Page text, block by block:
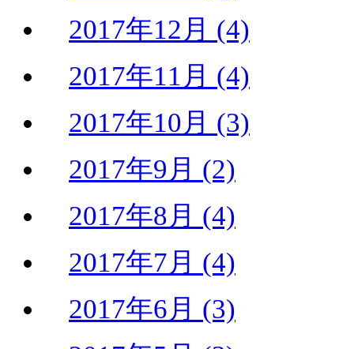
2017年12月 (4)
2017年11月 (4)
2017年10月 (3)
2017年9月 (2)
2017年8月 (4)
2017年7月 (4)
2017年6月 (3)